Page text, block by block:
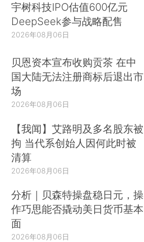
宇树科技IPO估值600亿元
DeepSeek参与战略配售
2026年08月06日
贝恩资本宣布收购贡茶 在中
国大陆无法注册商标后退出市
场
2026年08月06日
【我闻】艾路明及多名股东被
拘 当代系创始人因何此时被
清算
2026年08月06日
分析｜贝森特操盘稳日元，操
作巧思能否撬动美日货币基本
面
2026年08月06日